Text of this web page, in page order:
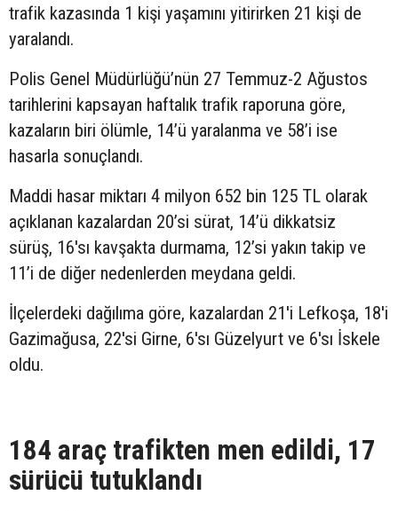
trafik kazasında 1 kişi yaşamını yitirirken 21 kişi de
yaralandı.
Polis Genel Müdürlüğü’nün 27 Temmuz-2 Ağustos
tarihlerini kapsayan haftalık trafik raporuna göre,
kazaların biri ölümle, 14’ü yaralanma ve 58’i ise
hasarla sonuçlandı.
Maddi hasar miktarı 4 milyon 652 bin 125 TL olarak
açıklanan kazalardan 20’si sürat, 14’ü dikkatsiz
sürüş, 16'sı kavşakta durmama, 12’si yakın takip ve
11’i de diğer nedenlerden meydana geldi.
İlçelerdeki dağılıma göre, kazalardan 21'i Lefkoşa, 18'i
Gazimağusa, 22'si Girne, 6'sı Güzelyurt ve 6'sı İskele
oldu.
184 araç trafikten men edildi, 17
sürücü tutuklandı